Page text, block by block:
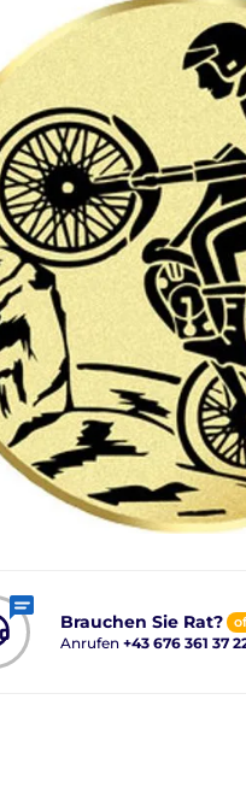
Brauchen Sie Rat?
Anrufen +43 676 361 37